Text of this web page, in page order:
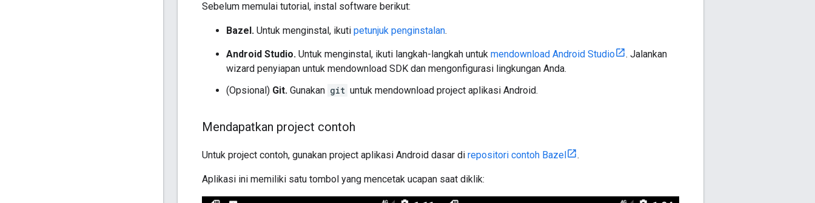
Sebelum memulai tutorial, instal software berikut:
Bazel. Untuk menginstal, ikuti petunjuk penginstalan.
Android Studio. Untuk menginstal, ikuti langkah-langkah untuk mendownload Android Studio
. Jalankan
wizard penyiapan untuk mendownload SDK dan mengonfigurasi lingkungan Anda.
(Opsional) Git. Gunakan git untuk mendownload project aplikasi Android.
Mendapatkan project contoh
Untuk project contoh, gunakan project aplikasi Android dasar di repositori contoh Bazel .
Aplikasi ini memiliki satu tombol yang mencetak ucapan saat diklik: